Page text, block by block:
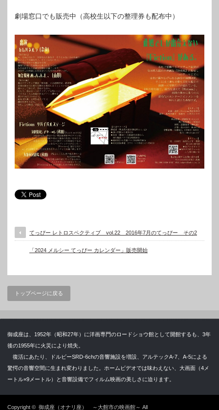
劇場窓口でも販売中（高校生以下の整理券も配布中）
てっぴー レトロスペクティブ vol.22 2016年7月のてっぴー その2
「2024 メルシー てっぴー カレンダー」販売開始
トップページに戻る
御成座は、1952年（昭和27年）に洋画専門のロードショウ館として開館するも、3年
後の1955年に火災により焼失。
復活にあたり、ドルビーSRD-6chの音響施設を増設、アルテックA-7、A-5による
驚愕の音響空間に生まれ変わりました。ホームビデオでは味わえない、大画面（4メ
ートル×9メートル）と音響設備でフィルム映画の美しさに迫ります。
Copyright © 御成座（オナリ座） ～大館市の映画館～ All